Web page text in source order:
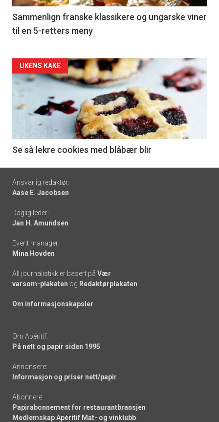
5
Sammenlign franske klassikere og ungarske viner
til en 5-retters meny
Forsiden
akkurat
nå
6
UKENS KAKE
Se så lekre cookies med blåbær blir
Footer
-
links
Ansvarlig redaktør:
Aase E. Jacobsen
Daglig leder:
Jan H. Amundsen
Event manager:
Mina Hovden
All journalistikk er basert på Vær
varsom-plakaten og Redaktørplakaten
Om informasjonskapsler
Om Apéritif:
På nett og papir siden 1995
Annonsere:
Informasjon og priser nett/papir
Abonnere:
Papirabonnement for restaurantbransjen
Medlemskap Apéritif Mat- og vinklubb